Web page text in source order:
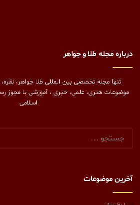
درباره مجله طلا و جواهر
تنها مجله تخصصی بین المللی طلا جواهر،
موضوعات هنری، علمی، خبری ، آموزشی با مجوز
اسلامی
آخرین موضوعات